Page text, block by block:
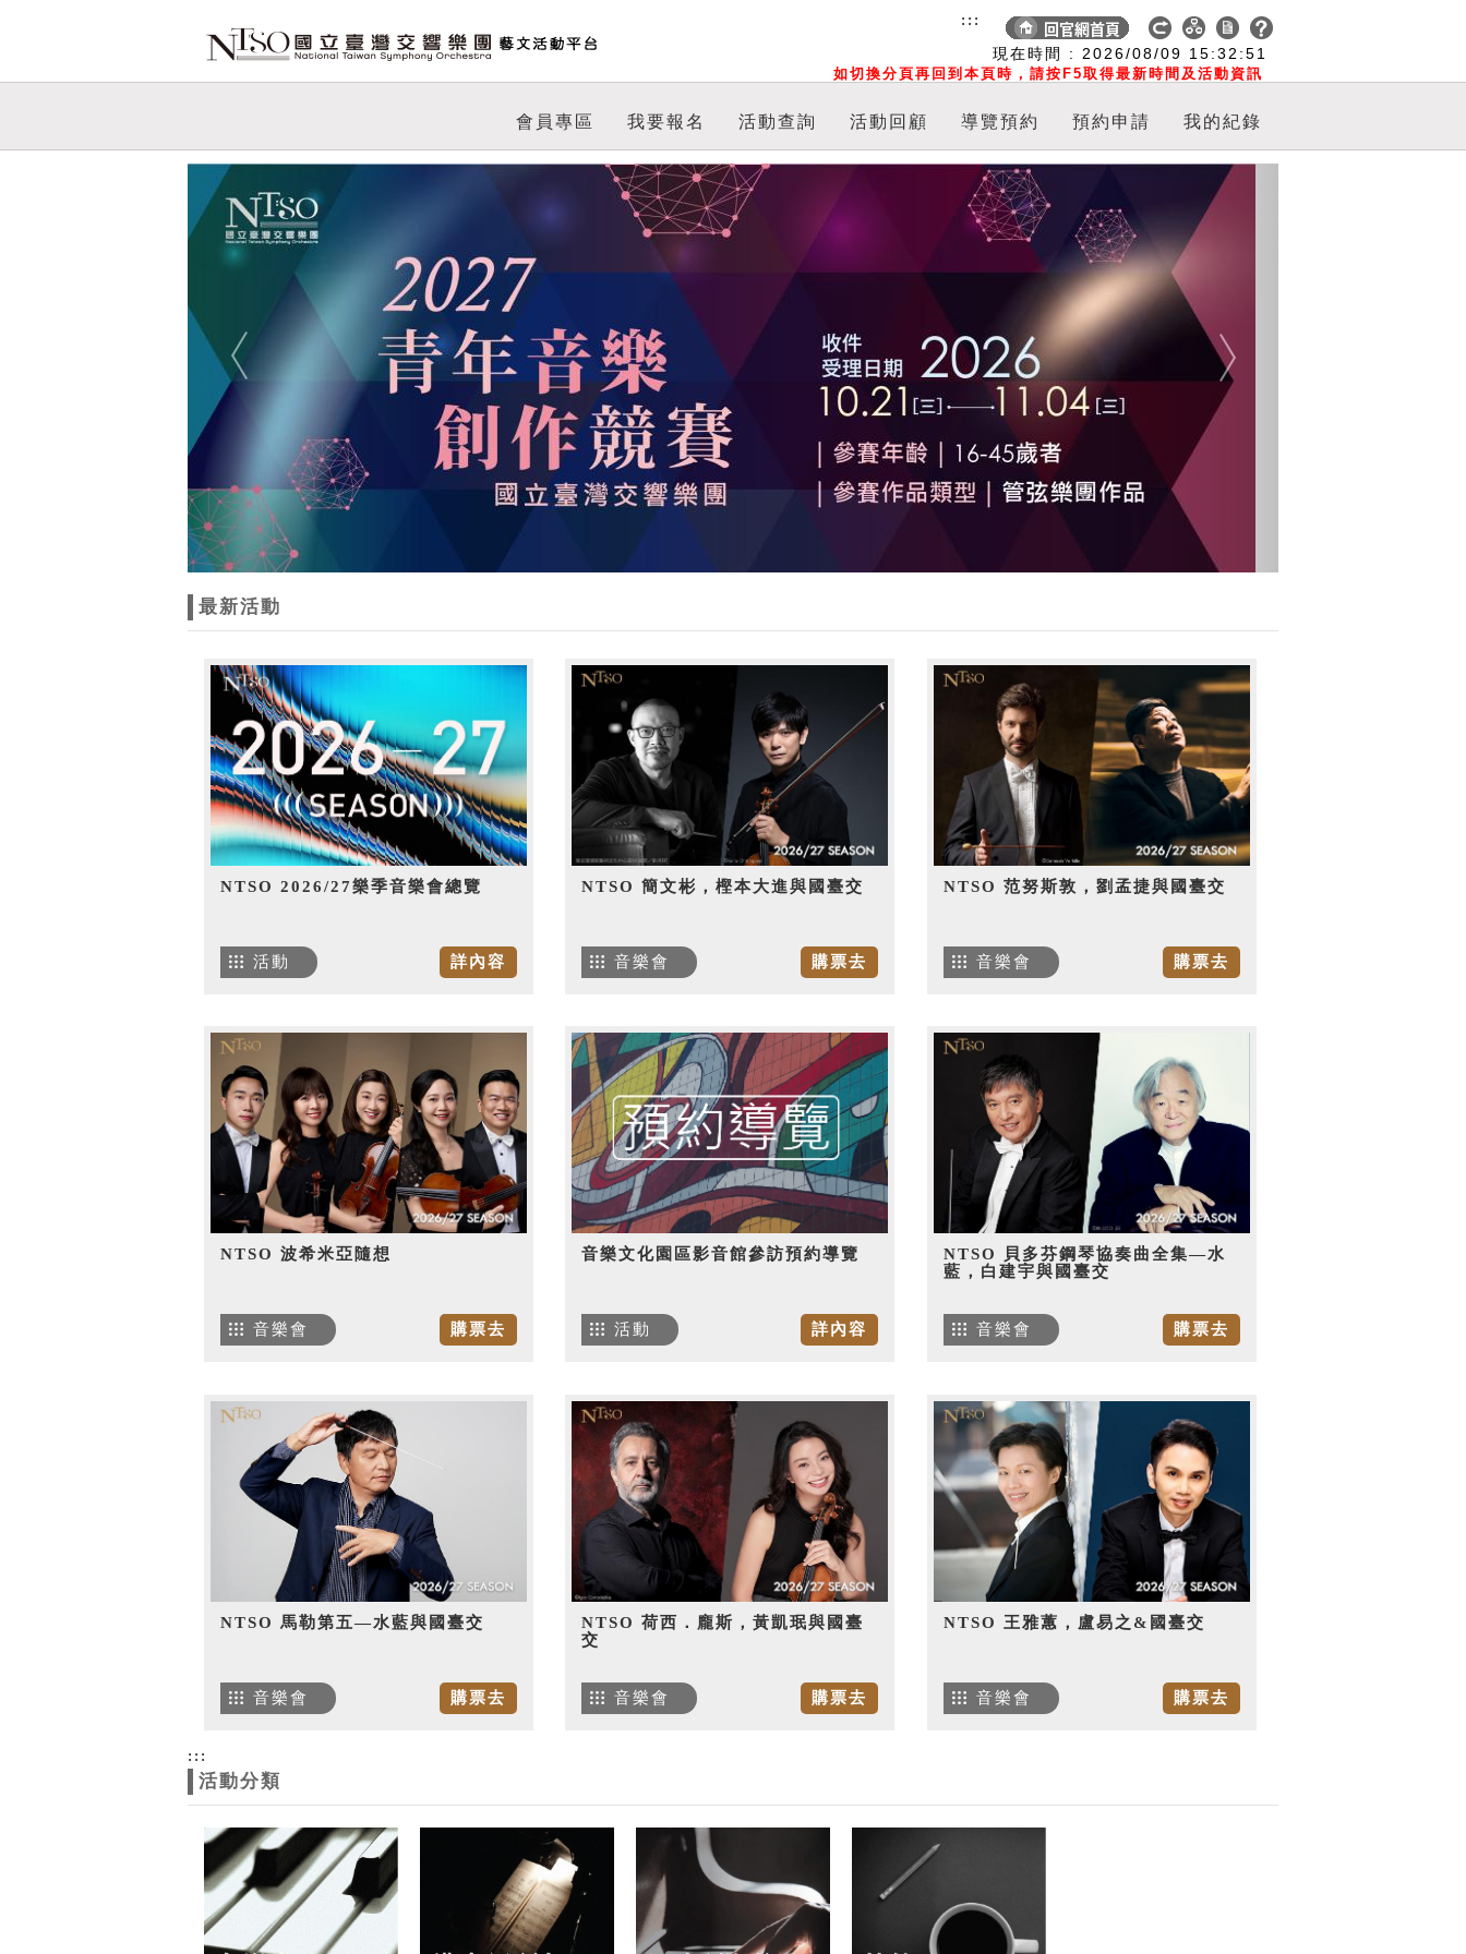
現在時間 : 2026/08/09 15:32:51
如切換分頁再回到本頁時，請按F5取得最新時間及活動資訊
:::
會員專區 我要報名 活動查詢 活動回顧 導覽預約 預約申請 我的紀錄
Previous Next
最新活動
NTSO 2026/27樂季音樂會總覽
詳內容
活動
NTSO 簡文彬，樫本大進與國臺交
購票去
音樂會
NTSO 范努斯敦，劉孟捷與國臺交
購票去
音樂會
NTSO 波希米亞隨想
購票去
音樂會
音樂文化園區影音館參訪預約導覽
詳內容
活動
NTSO 貝多芬鋼琴協奏曲全集—水
藍，白建宇與國臺交
購票去
音樂會
NTSO 馬勒第五—水藍與國臺交
購票去
音樂會
NTSO 荷西．龐斯，黃凱珉與國臺
交
購票去
音樂會
NTSO 王雅蕙，盧易之&國臺交
購票去
音樂會
:::
活動分類